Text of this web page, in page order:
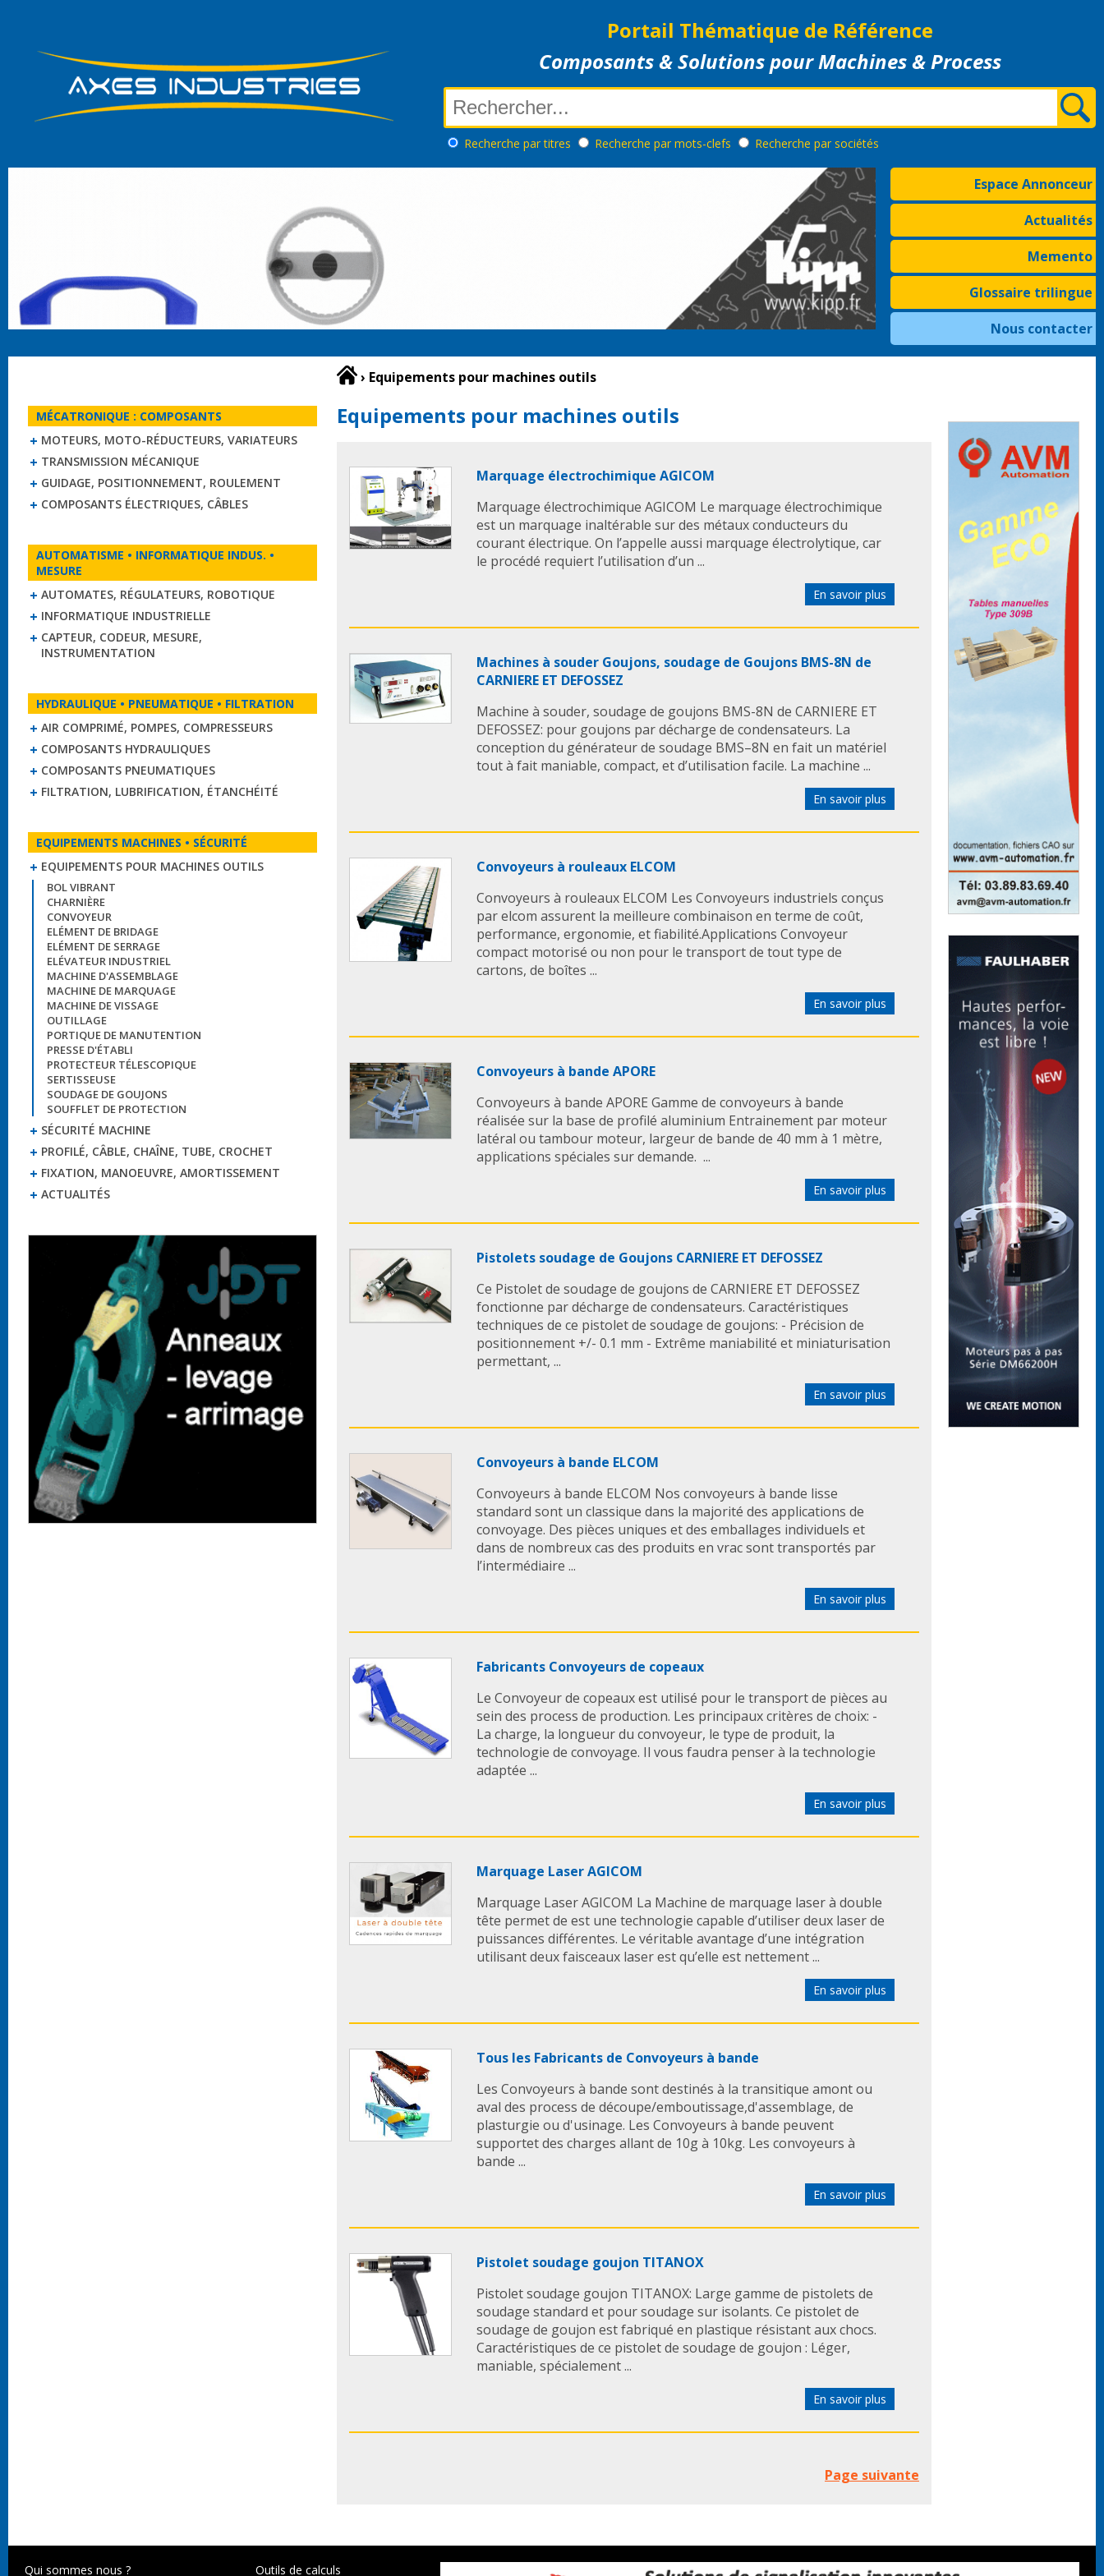
Portail Thématique de Référence
Composants & Solutions pour Machines & Process
Recherche par titres Recherche par mots-clefs Recherche par sociétés
Espace Annonceur
Actualités
Memento
Glossaire trilingue
Nous contacter
MÉCATRONIQUE : COMPOSANTS
MOTEURS, MOTO-RÉDUCTEURS, VARIATEURS
TRANSMISSION MÉCANIQUE
GUIDAGE, POSITIONNEMENT, ROULEMENT
COMPOSANTS ÉLECTRIQUES, CÂBLES
AUTOMATISME • INFORMATIQUE INDUS. •
MESURE
AUTOMATES, RÉGULATEURS, ROBOTIQUE
INFORMATIQUE INDUSTRIELLE
CAPTEUR, CODEUR, MESURE,
INSTRUMENTATION
HYDRAULIQUE • PNEUMATIQUE • FILTRATION
AIR COMPRIMÉ, POMPES, COMPRESSEURS
COMPOSANTS HYDRAULIQUES
COMPOSANTS PNEUMATIQUES
FILTRATION, LUBRIFICATION, ÉTANCHÉITÉ
EQUIPEMENTS MACHINES • SÉCURITÉ
EQUIPEMENTS POUR MACHINES OUTILS
BOL VIBRANT
CHARNIÈRE
CONVOYEUR
ELÉMENT DE BRIDAGE
ELÉMENT DE SERRAGE
ELÉVATEUR INDUSTRIEL
MACHINE D'ASSEMBLAGE
MACHINE DE MARQUAGE
MACHINE DE VISSAGE
OUTILLAGE
PORTIQUE DE MANUTENTION
PRESSE D'ÉTABLI
PROTECTEUR TÉLESCOPIQUE
SERTISSEUSE
SOUDAGE DE GOUJONS
SOUFFLET DE PROTECTION
SÉCURITÉ MACHINE
PROFILÉ, CÂBLE, CHAÎNE, TUBE, CROCHET
FIXATION, MANOEUVRE, AMORTISSEMENT
ACTUALITÉS
› Equipements pour machines outils
Equipements pour machines outils
Marquage électrochimique AGICOM
Marquage électrochimique AGICOM Le marquage électrochimique
est un marquage inaltérable sur des métaux conducteurs du
courant électrique. On l’appelle aussi marquage électrolytique, car
le procédé requiert l’utilisation d’un ...
En savoir plus
Machines à souder Goujons, soudage de Goujons BMS-8N de
CARNIERE ET DEFOSSEZ
Machine à souder, soudage de goujons BMS-8N de CARNIERE ET
DEFOSSEZ: pour goujons par décharge de condensateurs. La
conception du générateur de soudage BMS–8N en fait un matériel
tout à fait maniable, compact, et d’utilisation facile. La machine ...
En savoir plus
Convoyeurs à rouleaux ELCOM
Convoyeurs à rouleaux ELCOM Les Convoyeurs industriels conçus
par elcom assurent la meilleure combinaison en terme de coût,
performance, ergonomie, et fiabilité.Applications Convoyeur
compact motorisé ou non pour le transport de tout type de
cartons, de boîtes ...
En savoir plus
Convoyeurs à bande APORE
Convoyeurs à bande APORE Gamme de convoyeurs à bande
réalisée sur la base de profilé aluminium Entrainement par moteur
latéral ou tambour moteur, largeur de bande de 40 mm à 1 mètre,
applications spéciales sur demande. ...
En savoir plus
Pistolets soudage de Goujons CARNIERE ET DEFOSSEZ
Ce Pistolet de soudage de goujons de CARNIERE ET DEFOSSEZ
fonctionne par décharge de condensateurs. Caractéristiques
techniques de ce pistolet de soudage de goujons: - Précision de
positionnement +/- 0.1 mm - Extrême maniabilité et miniaturisation
permettant, ...
En savoir plus
Convoyeurs à bande ELCOM
Convoyeurs à bande ELCOM Nos convoyeurs à bande lisse
standard sont un classique dans la majorité des applications de
convoyage. Des pièces uniques et des emballages individuels et
dans de nombreux cas des produits en vrac sont transportés par
l’intermédiaire ...
En savoir plus
Fabricants Convoyeurs de copeaux
Le Convoyeur de copeaux est utilisé pour le transport de pièces au
sein des process de production. Les principaux critères de choix: -
La charge, la longueur du convoyeur, le type de produit, la
technologie de convoyage. Il vous faudra penser à la technologie
adaptée ...
En savoir plus
Marquage Laser AGICOM
Marquage Laser AGICOM La Machine de marquage laser à double
tête permet de est une technologie capable d’utiliser deux laser de
puissances différentes. Le véritable avantage d’une intégration
utilisant deux faisceaux laser est qu’elle est nettement ...
En savoir plus
Tous les Fabricants de Convoyeurs à bande
Les Convoyeurs à bande sont destinés à la transitique amont ou
aval des process de découpe/emboutissage,d'assemblage, de
plasturgie ou d'usinage. Les Convoyeurs à bande peuvent
supportet des charges allant de 10g à 10kg. Les convoyeurs à
bande ...
En savoir plus
Pistolet soudage goujon TITANOX
Pistolet soudage goujon TITANOX: Large gamme de pistolets de
soudage standard et pour soudage sur isolants. Ce pistolet de
soudage de goujon est fabriqué en plastique résistant aux chocs.
Caractéristiques de ce pistolet de soudage de goujon : Léger,
maniable, spécialement ...
En savoir plus
Page suivante
Qui sommes nous ? Outils de calculs